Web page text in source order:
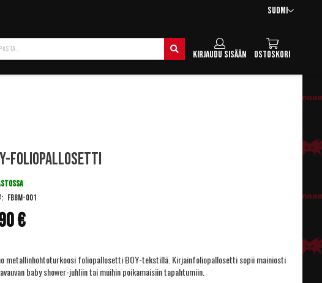
Kieli
Suomi
Ostoskori
Kirjaudu sisään
foliopallosetti
€
FB8M-001
metallinhohtoturkoosi foliopallosetti BOY-tekstillä. Kirjainfoliopallosetti sopii mainiosti
baby shower-juhliin tai muihin poikamaisiin tapahtumiin.